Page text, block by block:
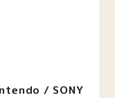
/ SONY